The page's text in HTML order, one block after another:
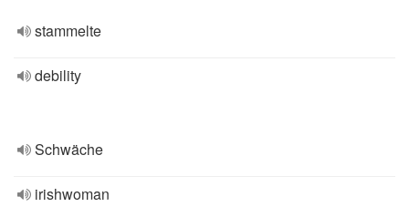
stammelte
debility
Schwäche
irishwoman